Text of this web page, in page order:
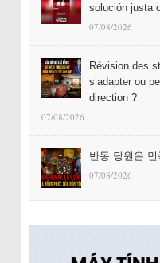
solución justa
07/08/2026
Révision des
s’adapter ou
direction ?
07/08/2026
반동 당원은
07/08/2026